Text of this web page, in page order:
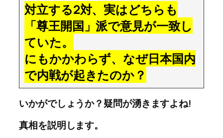
対立する2対、実はどちらも
「尊王開国」派で意見が一致し
ていた。
にもかかわらず、なぜ日本国内
で内戦が起きたのか？
いかがでしょうか？疑問が湧きますよね!
真相を説明します。